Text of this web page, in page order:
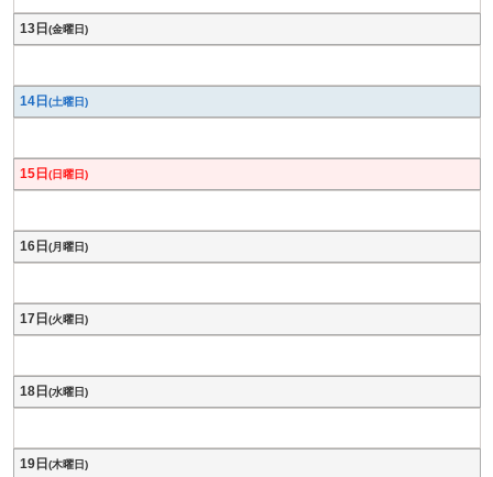
13日 (金曜日)
14日 (土曜日)
15日 (日曜日)
16日 (月曜日)
17日 (火曜日)
18日 (水曜日)
19日 (木曜日)